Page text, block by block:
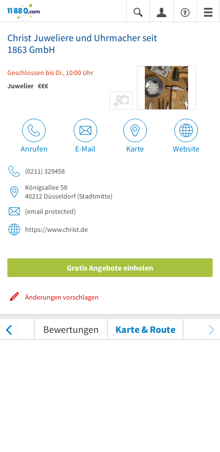
11880.com
Christ Juweliere und Uhrmacher seit
1863 GmbH
Geschlossen bis Di., 10:00 Uhr
Juwelier €€€
Anrufen E-Mail Karte Website
(0211) 329458
Königsallee 58
40212 Düsseldorf(Stadtmitte)
[email protected]
https://www.christ.de
Gratis Angebote einholen
Änderungen vorschlagen
Bewertungen Karte & Route